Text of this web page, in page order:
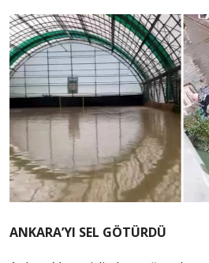
ANKARA’YI SEL GÖTÜRDÜ